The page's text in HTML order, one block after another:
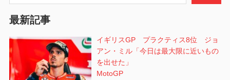
最新記事
イギリスGP プラクティス8位 ジョ
アン・ミル「今日は最大限に近いもの
を出せた」
MotoGP